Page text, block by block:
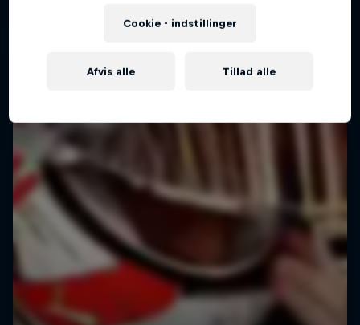
Cookie - indstillinger
Afvis alle Tillad alle